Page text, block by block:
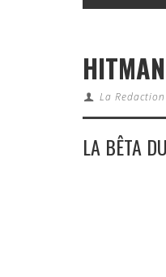
La Redaction
LA BÊTA